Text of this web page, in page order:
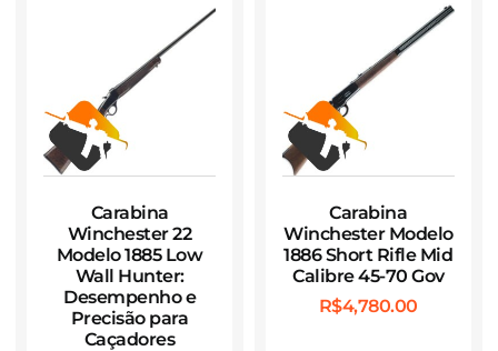
Carabina
Winchester 22
Modelo 1885 Low
Wall Hunter:
Desempenho e
Precisão para
Caçadores
Carabina
Winchester Modelo
1886 Short Rifle Mid
Calibre 45-70 Gov
R$4,780.00